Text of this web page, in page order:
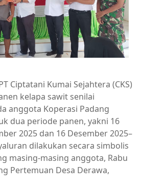
Ciptatani Kumai Sejahtera (CKS)
kelapa sawit senilai
anggota Koperasi Padang
dua periode panen, yakni 16
2025 dan 16 Desember 2025–
dilakukan secara simbolis
masing-masing anggota, Rabu
Pertemuan Desa Derawa,